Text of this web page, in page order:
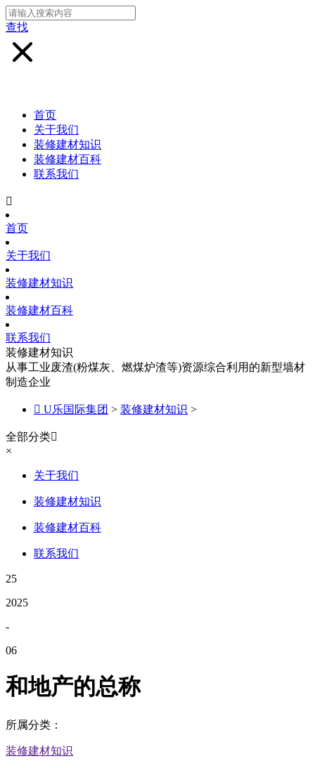
查找
首页
关于我们
装修建材知识
装修建材百科
联系我们

首页
关于我们
装修建材知识
装修建材百科
联系我们
装修建材知识
从事工业废渣(粉煤灰、燃煤炉渣等)资源综合利用的新型墙材
制造企业
 U乐国际集团 > 装修建材知识 >
全部分类
×
关于我们
装修建材知识
装修建材百科
联系我们
25
2025
-
06
和地产的总称
所属分类：
装修建材知识